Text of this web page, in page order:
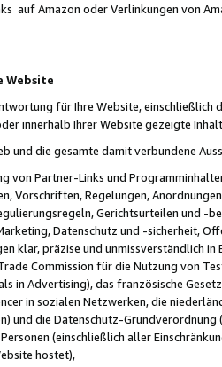
auf Amazon oder Verlinkungen von
Website
für Ihre Website,
innerhalb Ihrer Website gezeigte
und die gesamte damit verbundene
von Partner-Links und
Vorschriften, Regelungen,
Gerichtsurteilen und -
Datenschutz und -sicherheit,
klar, präzise und unmissverständlich
Commission für die Nutzung von
in Advertising), das französische
in sozialen Netzwerken, die
und die Datenschutz-
(einschließlich aller
hostet),